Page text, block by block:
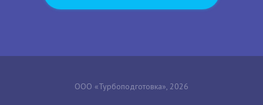
ООО «Турбоподготовка», 2026